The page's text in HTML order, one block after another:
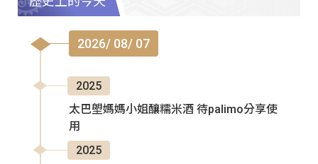
2026/ 08/ 07
2025
太巴塱媽媽小姐釀糯米酒 待palimo分享使
用
2025